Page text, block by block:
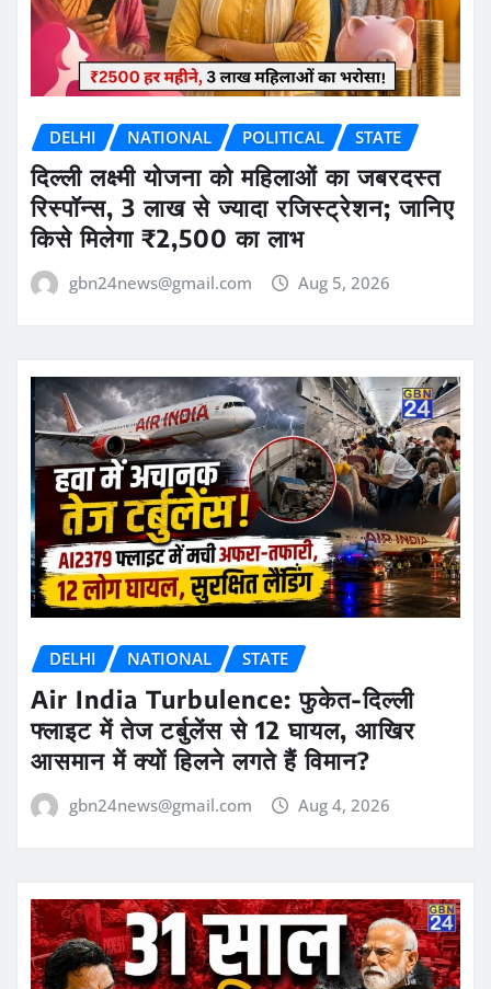
DELHI NATIONAL POLITICAL STATE
दिल्ली लक्ष्मी योजना को महिलाओं का जबरदस्त
रिस्पॉन्स, 3 लाख से ज्यादा रजिस्ट्रेशन; जानिए
किसे मिलेगा ₹2,500 का लाभ
gbn24news@gmail.com Aug 5, 2026
DELHI NATIONAL STATE
Air India Turbulence: फुकेत-दिल्ली
फ्लाइट में तेज टर्बुलेंस से 12 घायल, आखिर
आसमान में क्यों हिलने लगते हैं विमान?
gbn24news@gmail.com Aug 4, 2026